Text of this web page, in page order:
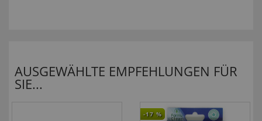
AUSGEWÄHLTE EMPFEHLUNGEN FÜR
SIE...
-17 %